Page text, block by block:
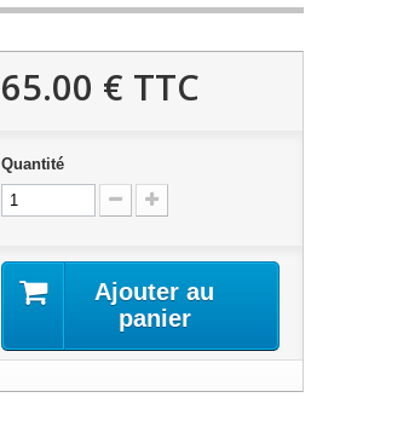
65.00 € TTC
Quantité
Ajouter au
panier